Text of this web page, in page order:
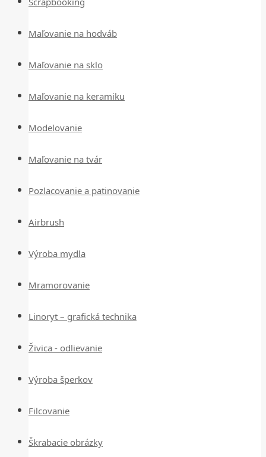
Maľovanie na hodváb
Maľovanie na sklo
Maľovanie na keramiku
Modelovanie
Maľovanie na tvár
Pozlacovanie a patinovanie
Airbrush
Výroba mydla
Mramorovanie
Linoryt – grafická technika
Živica - odlievanie
Výroba šperkov
Filcovanie
Škrabacie obrázky